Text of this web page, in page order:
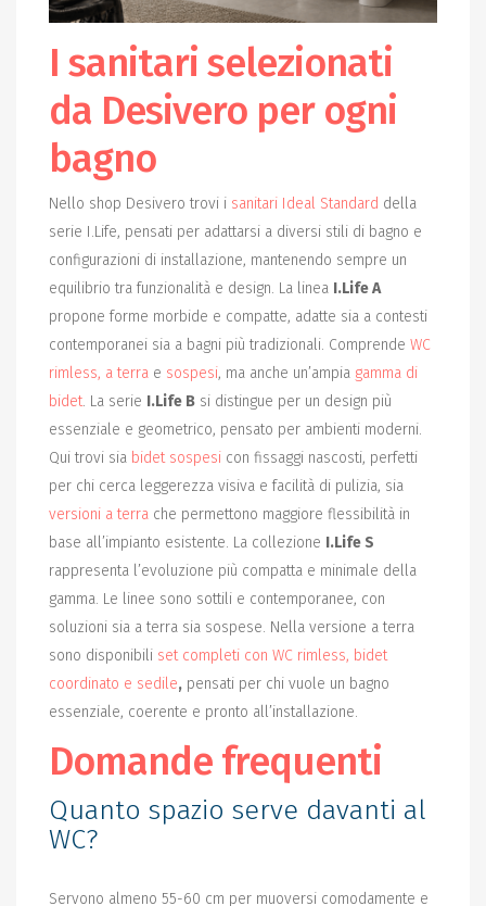
I sanitari selezionati
da Desivero per ogni
bagno
Nello shop Desivero trovi i sanitari Ideal Standard della
serie I.Life, pensati per adattarsi a diversi stili di bagno e
configurazioni di installazione, mantenendo sempre un
equilibrio tra funzionalità e design. La linea I.Life A
propone forme morbide e compatte, adatte sia a contesti
contemporanei sia a bagni più tradizionali. Comprende WC
rimless, a terra e sospesi, ma anche un’ampia gamma di
bidet. La serie I.Life B si distingue per un design più
essenziale e geometrico, pensato per ambienti moderni.
Qui trovi sia bidet sospesi con fissaggi nascosti, perfetti
per chi cerca leggerezza visiva e facilità di pulizia, sia
versioni a terra che permettono maggiore flessibilità in
base all’impianto esistente. La collezione I.Life S
rappresenta l’evoluzione più compatta e minimale della
gamma. Le linee sono sottili e contemporanee, con
soluzioni sia a terra sia sospese. Nella versione a terra
sono disponibili set completi con WC rimless, bidet
coordinato e sedile, pensati per chi vuole un bagno
essenziale, coerente e pronto all’installazione.
Domande frequenti
Quanto spazio serve davanti al
WC?
Servono almeno 55-60 cm per muoversi comodamente e